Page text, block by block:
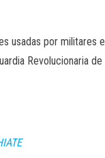
usadas por
Revolucionaria